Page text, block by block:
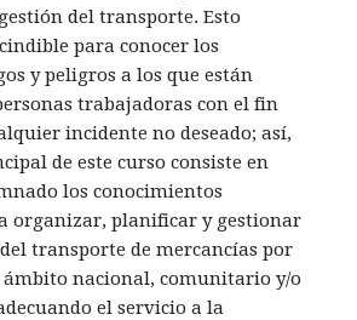
del transporte. Esto
para conocer los
y peligros a los que están
trabajadoras con el fin
incidente no deseado; así,
de este curso consiste en
los conocimientos
organizar, planificar y gestionar
transporte de mercancías por
ámbito nacional, comunitario y/o
el servicio a la